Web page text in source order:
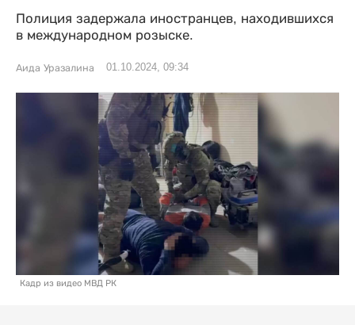
Полиция задержала иностранцев, находившихся
в международном розыске.
Аида Уразалина 01.10.2024, 09:34
Кадр из видео МВД РК